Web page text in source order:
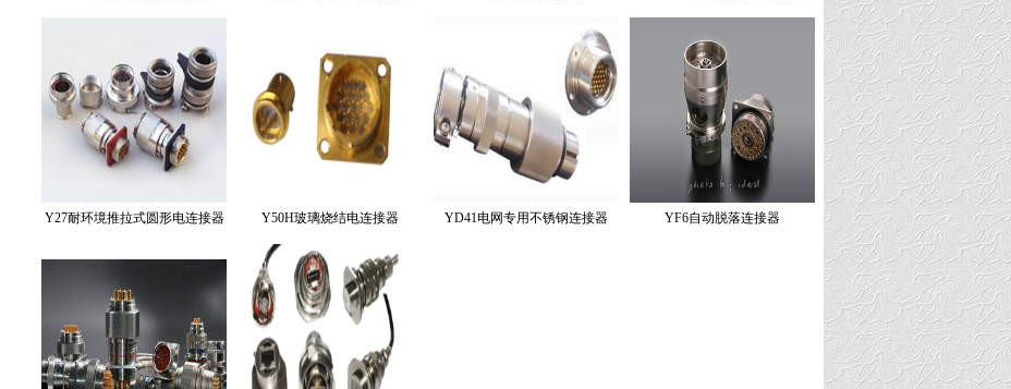
Y27耐环境推拉式圆形电连接器 Y50H玻璃烧结电连接器 YD41电网专用不锈钢连接器 YF6自动脱落连接器